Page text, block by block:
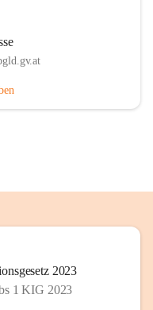
2023
1 KIG 2023